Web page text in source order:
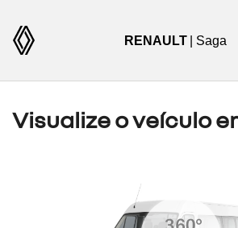
RENAULT | Saga
Visualize o veículo